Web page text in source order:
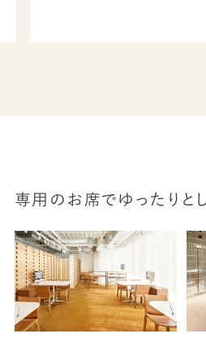
専用のお席でゆったりと